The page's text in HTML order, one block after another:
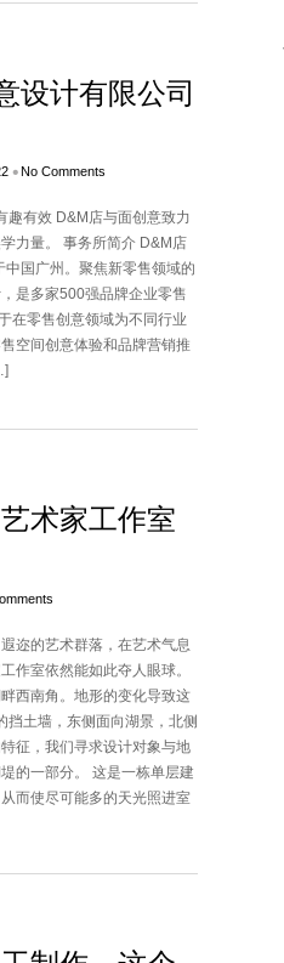
设计有限公司
•No Comments
趣有效 D&M店与面创意致力
力量。 事务所简介 D&M店
国广州。聚焦新零售领域的
是多家500强品牌企业零售
在零售创意领域为不同行业
空间创意体验和品牌营销推
术家工作室
迩的艺术群落，在艺术气息
作室依然能如此夺人眼球。
西南角。地形的变化导致这
土墙，东侧面向湖景，北侧
征，我们寻求设计对象与地
的一部分。 这是一栋单层建
而使尽可能多的天光照进室